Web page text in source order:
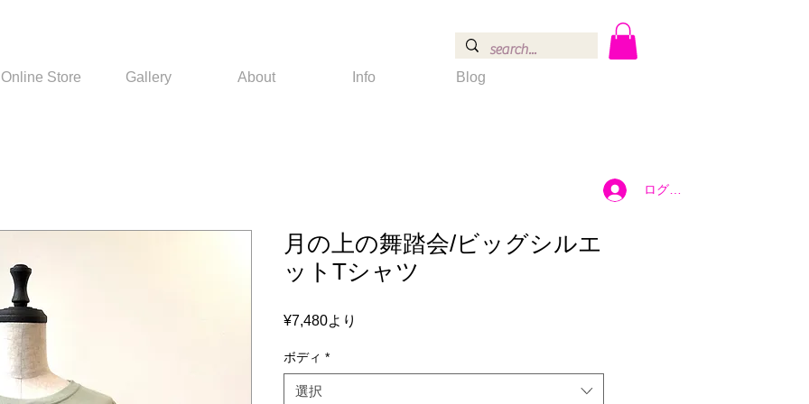
Online Store Gallery About Info Blog
ログイン
月の上の舞踏会/ビッグシルエ
ットTシャツ
¥7,480より
価
ボディ *
選択